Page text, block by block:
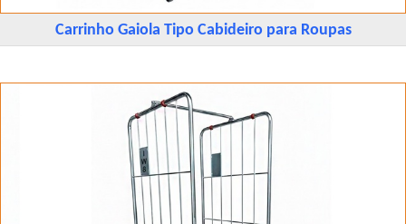
Carrinho Gaiola Tipo Cabideiro para Roupas